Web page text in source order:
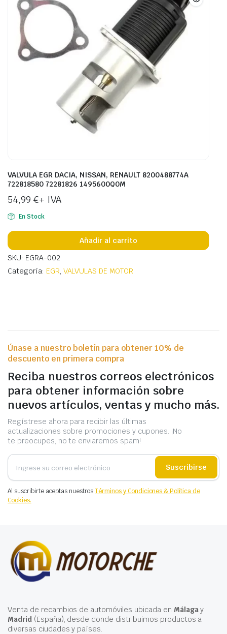
VALVULA EGR DACIA, NISSAN, RENAULT 8200488774A
722818580 72281826 1495600Q0M
54,99 €+ IVA
En Stock
Añadir al carrito
SKU: EGRA-002
Categoría: EGR, VALVULAS DE MOTOR
Únase a nuestro boletín para obtener 10% de
descuento en primera compra
Reciba nuestros correos electrónicos
para obtener información sobre
nuevos artículos, ventas y mucho más.
Regístrese ahora para recibir las últimas
actualizaciones sobre promociones y cupones. ¡No
te preocupes, no te enviaremos spam!
Suscribirse
Al suscribirte aceptas nuestrosTérminos y Condiciones & Política de
Cookies.
Venta de recambios de automóviles ubicada en Málagay
Madrid(España), desde donde distribuimos productos a
diversas ciudades y países.